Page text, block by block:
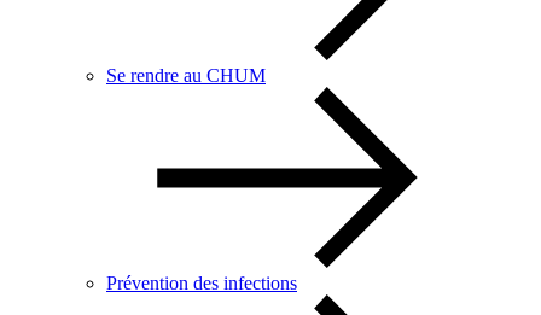
Se rendre au CHUM
Prévention des infections